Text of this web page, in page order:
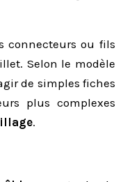
connecteurs ou fils
Selon le modèle
de simples fiches
plus complexes
.